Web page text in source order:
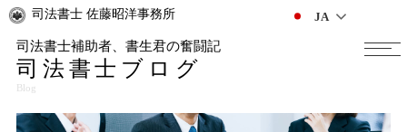
司法書士 佐藤昭洋事務所
司法書士補助者、書生君の奮闘記
司法書士ブログ
Blog
JA